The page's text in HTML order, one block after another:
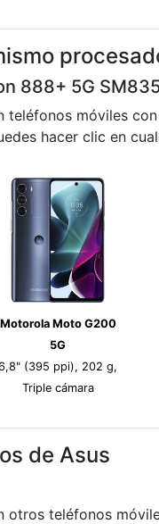
888+ 5G
teléfonos móviles
hacer clic en
Motorola Moto G200
5G
(395 ppi), 202 g,
Triple cámara
de Asus
otros teléfonos